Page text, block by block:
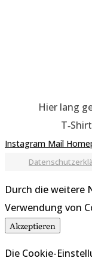
Hier lang
Instagram Mail
Durch die weitere
Verwendung von
Akzeptieren
Die Cookie-